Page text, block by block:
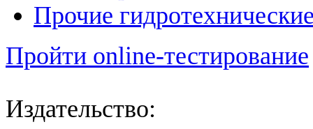
Прочие
Пройти online-тестирование
Издательство: